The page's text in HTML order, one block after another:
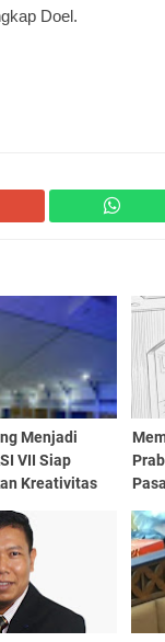
Doel.
Menjadi
VII Siap
Kreativitas